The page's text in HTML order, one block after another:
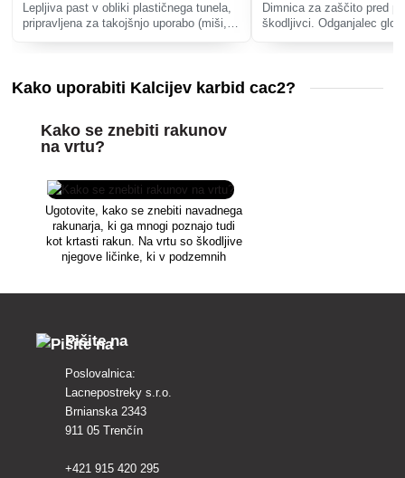
Lepljiva past v obliki plastičnega tunela,
pripravljena za takojšnjo uporabo (miši,
Dimnica za zaščito pred
škodljivci. Odganjalec
Kako uporabiti Kalcijev karbid cac2?
Kako se znebiti rakunov
na vrtu?
Ugotovite, kako se znebiti navadnega
rakunarja, ki ga mnogi poznajo tudi
kot krtasti rakun. Na vrtu so škodljive
njegove ličinke, ki v podzemnih
Pišite na
Poslovalnica:
Lacnepostreky s.r.o.
Brnianska 2343
911 05 Trenčín
+421 915 420 295